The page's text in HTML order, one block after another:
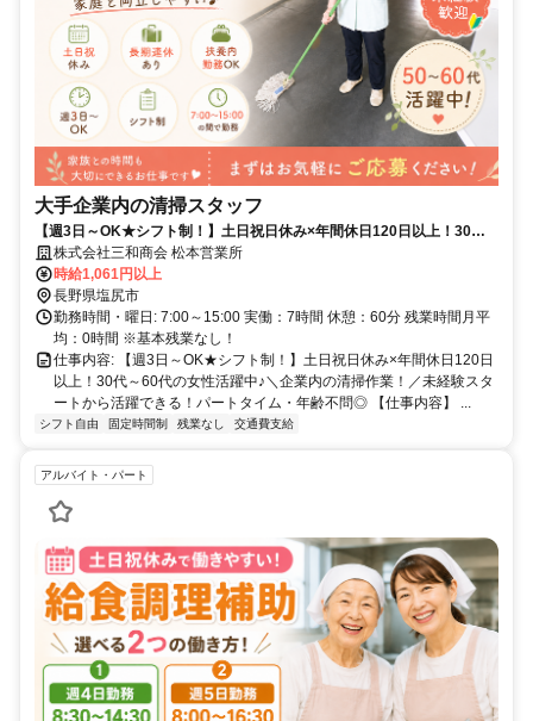
大手企業内の清掃スタッフ
【週3日～OK★シフト制！】土日祝日休み×年間休日120日以上！30代
～60代の女性活躍中♪＼企業内の清掃作業！／未経験スタートから活躍
できる！パートタイム・年齢不問◎
株式会社三和商会 松本営業所
時給1,061円以上
長野県塩尻市
勤務時間・曜日: 7:00～15:00 実働：7時間 休憩：60分 残業時間月平
均：0時間 ※基本残業なし！
仕事内容: 【週3日～OK★シフト制！】土日祝日休み×年間休日120日
以上！30代～60代の女性活躍中♪＼企業内の清掃作業！／未経験スタ
ートから活躍できる！パートタイム・年齢不問◎ 【仕事内容】 ...
シフト自由 固定時間制 残業なし 交通費支給
アルバイト・パート